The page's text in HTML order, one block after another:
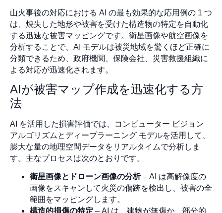
山火事後の対応における AI の最も効果的な応用例の 1 つ
は、焼失した地形や被害を受けた構造物の特定を自動化
する迅速な被害マッピングです。衛星画像や航空画像を
分析することで、AI モデルは被災地域を驚くほど正確に
分類できるため、政府機関、保険会社、災害救援組織に
よる対応が迅速化されます。
AIが被害マップ作成を迅速化する方
法
AI を活用した損害評価では、コンピューター ビジョン
アルゴリズムとディープラーニング モデルを活用して、
膨大な量の地理空間データをリアルタイムで分析しま
す。主なプロセスは次のとおりです。
衛星画像とドローン画像の分析– AI は高解像度の
画像をスキャンして火災の傷跡を検出し、被害の全
範囲をマッピングします。
構造的損傷の特定 – AI は、建物が無傷か、部分的